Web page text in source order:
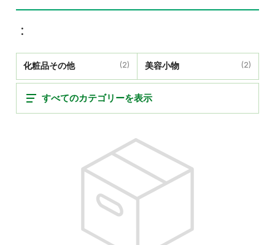
化粧品その他 (2) 美容小物 (2)
すべてのカテゴリーを表示